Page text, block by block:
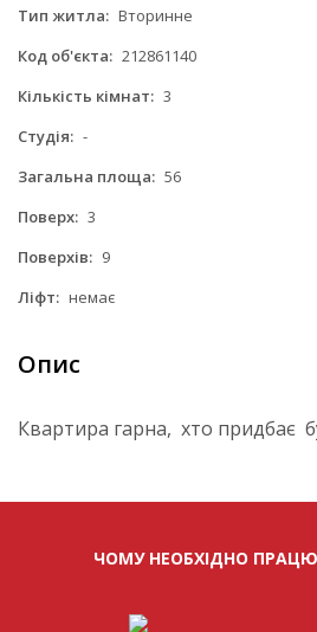
Тип житла: Вторинне
Код об'єкта: 212861140
Кількість кімнат: 3
Студія: -
Загальна площа: 56
Поверх: 3
Поверхів: 9
Ліфт: немає
Опис
Квартира гарна, хто придбає
ЧОМУ НЕОБХІДНО